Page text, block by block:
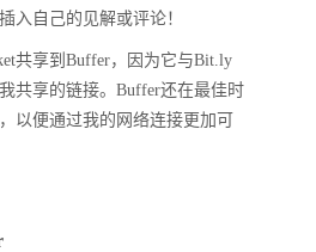
入自己的见解或评论！
共享到Buffer，因为它与Bit.ly
共享的链接。Buffer还在最佳时
以便通过我的网络连接更加可